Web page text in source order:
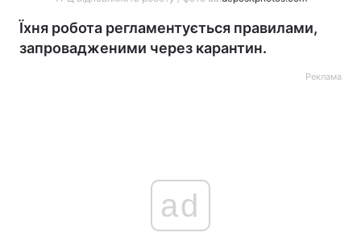
Їхня робота регламентується правилами,
запровадженими через карантин.
Реклама
ad